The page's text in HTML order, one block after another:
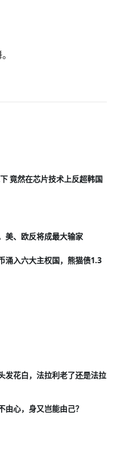
竟然在芯片技术上反超韩国
美、欧反将成最大输家
涌入六大主权国，熊猫债1.3
发花白，法拉利老了还是法拉
由心，身又岂能由己？